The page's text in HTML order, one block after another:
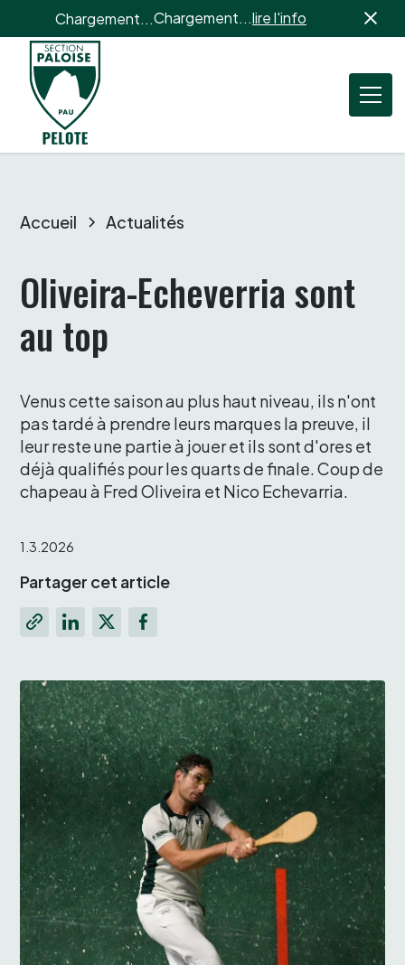
Chargement...Chargement...lire l'info
Accueil Actualités
Oliveira-Echeverria sont
au top
Venus cette saison au plus haut niveau, ils n'ont
pas tardé à prendre leurs marques la preuve, il
leur reste une partie à jouer et ils sont d'ores et
déjà qualifiés pour les quarts de finale. Coup de
chapeau à Fred Oliveira et Nico Echevarria.
1.3.2026
Partager cet article